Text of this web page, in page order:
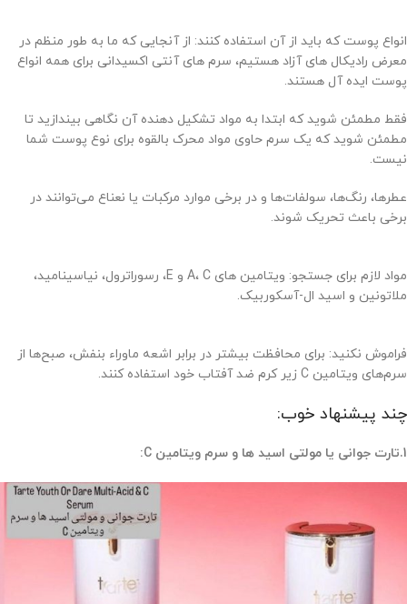
انواع پوست که باید از آن استفاده کنند: از آنجایی که ما به طور منظم در
معرض رادیکال های آزاد هستیم، سرم های آنتی اکسیدانی برای همه انواع
پوست ایده آل هستند.
فقط مطمئن شوید که ابتدا به مواد تشکیل دهنده آن نگاهی بیندازید تا
مطمئن شوید که یک سرم حاوی مواد محرک بالقوه برای نوع پوست شما
نیست.
عطرها، رنگ‌ها، سولفات‌ها و در برخی موارد مرکبات یا نعناع می‌توانند در
برخی باعث تحریک شوند.
مواد لازم برای جستجو: ویتامین های A، C و E، رسوراترول، نیاسینامید،
ملاتونین و اسید ال-آسکوربیک.
فراموش نکنید: برای محافظت بیشتر در برابر اشعه ماوراء بنفش، صبح‌ها از
سرم‌های ویتامین C زیر کرم ضد آفتاب خود استفاده کنند.
چند پیشنهاد خوب:
1.تارت جوانی یا مولتی اسید ها و سرم ویتامین C: